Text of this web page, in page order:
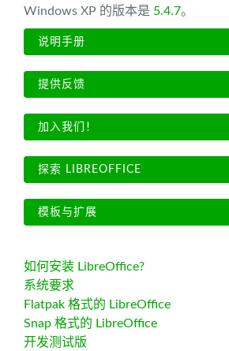
Windows XP 的版本是 5.4.7。
说明手册
提供反馈
加入我们！
探索 LIBREOFFICE
模板与扩展
如何安装 LibreOffice?
系统要求
Flatpak 格式的 LibreOffice
Snap 格式的 LibreOffice
开发测试版